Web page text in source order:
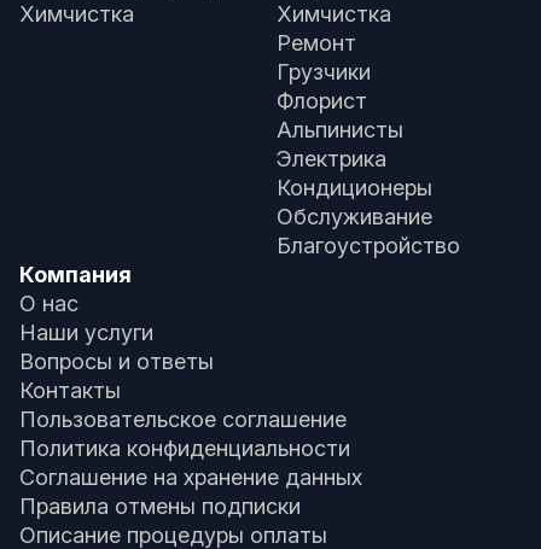
Химчистка
Химчистка
Ремонт
Грузчики
Флорист
Альпинисты
Электрика
Кондиционеры
Обслуживание
Благоустройство
Компания
О нас
Наши услуги
Вопросы и ответы
Контакты
Пользовательское соглашение
Политика конфиденциальности
Соглашение на хранение данных
Правила отмены подписки
Описание процедуры оплаты